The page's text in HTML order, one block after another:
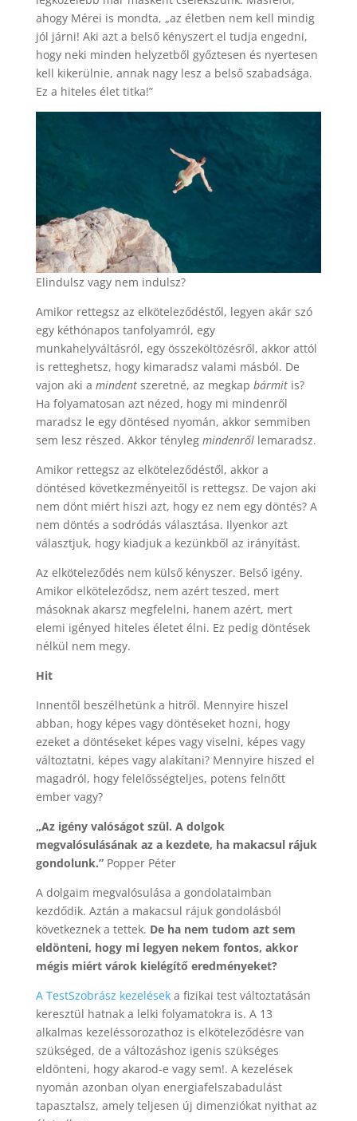
ahogy Mérei is mondta, „az életben nem kell mindig
jól járni! Aki azt a belső kényszert el tudja engedni,
hogy neki minden helyzetből győztesen és nyertesen
kell kikerülnie, annak nagy lesz a belső szabadsága.
Ez a hiteles élet titka!”
Elindulsz vagy nem indulsz?
Amikor rettegsz az elköteleződéstől, legyen akár szó
egy kéthónapos tanfolyamról, egy
munkahelyváltásról, egy összeköltözésről, akkor attól
is retteghetsz, hogy kimaradsz valami másból. De
vajon aki a mindentszeretné, az megkap bármitis?
Ha folyamatosan azt nézed, hogy mi mindenről
maradsz le egy döntésed nyomán, akkor semmiben
sem lesz részed. Akkor tényleg mindenrőllemaradsz.
Amikor rettegsz az elköteleződéstől, akkor a
döntésed következményeitől is rettegsz. De vajon aki
nem dönt miért hiszi azt, hogy ez nem egy döntés? A
nem döntés a sodródás választása. Ilyenkor azt
választjuk, hogy kiadjuk a kezünkből az irányítást.
Az elköteleződés nem külső kényszer. Belső igény.
Amikor elköteleződsz, nem azért teszed, mert
másoknak akarsz megfelelni, hanem azért, mert
elemi igényed hiteles életet élni. Ez pedig döntések
nélkül nem megy.
Hit
Innentől beszélhetünk a hitről. Mennyire hiszel
abban, hogy képes vagy döntéseket hozni, hogy
ezeket a döntéseket képes vagy viselni, képes vagy
változtatni, képes vagy alakítani? Mennyire hiszed el
magadról, hogy felelősségteljes, potens felnőtt
ember vagy?
„Az igény valóságot szül. A dolgok
megvalósulásának az a kezdete, ha makacsul rájuk
gondolunk.”Popper Péter
A dolgaim megvalósulása a gondolataimban
kezdődik. Aztán a makacsul rájuk gondolásból
következnek a tettek. De ha nem tudom azt sem
eldönteni, hogy mi legyen nekem fontos, akkor
mégis miért várok kielégítő eredményeket?
A TestSzobrász kezelések a fizikai test változtatásán
keresztül hatnak a lelki folyamatokra is. A 13
alkalmas kezeléssorozathoz is elköteleződésre van
szükséged, de a változáshoz igenis szükséges
eldönteni, hogy akarod-e vagy sem!. A kezelések
nyomán azonban olyan energiafelszabadulást
tapasztalsz, amely teljesen új dimenziókat nyithat az